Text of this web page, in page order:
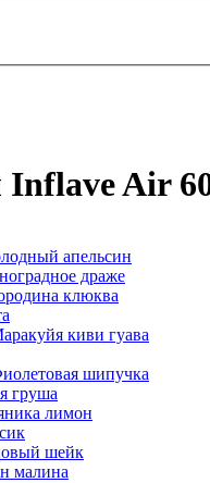
Air
апельсин
драже
клюква
киви гуава
шипучка
груша
лимон
шейк
малина